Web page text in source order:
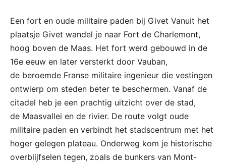
Een fort en oude militaire paden bij Givet Vanuit het
plaatsje Givet wandel je naar Fort de Charlemont,
hoog boven de Maas. Het fort werd gebouwd in de
16e eeuw en later versterkt door Vauban,
de beroemde Franse militaire ingenieur die vestingen
ontwierp om steden beter te beschermen. Vanaf de
citadel heb je een prachtig uitzicht over de stad,
de Maasvallei en de rivier. De route volgt oude
militaire paden en verbindt het stadscentrum met het
hoger gelegen plateau. Onderweg kom je historische
overblijfselen tegen, zoals de bunkers van Mont-